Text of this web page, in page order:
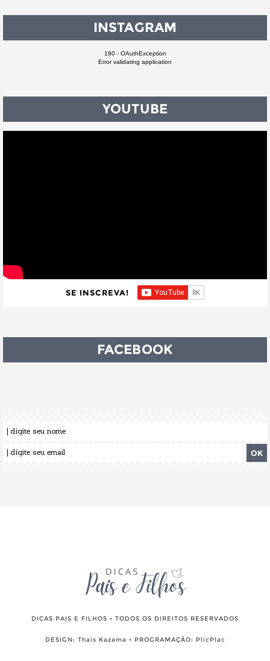
INSTAGRAM
190 - OAuthException
Error validating application
YOUTUBE
SE INSCREVA!
FACEBOOK
DICAS PAIS E FILHOS • TODOS OS DIREITOS RESERVADOS
DESIGN: Thais Kazama • PROGRAMAÇÃO: PlicPlac